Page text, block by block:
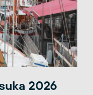
2026